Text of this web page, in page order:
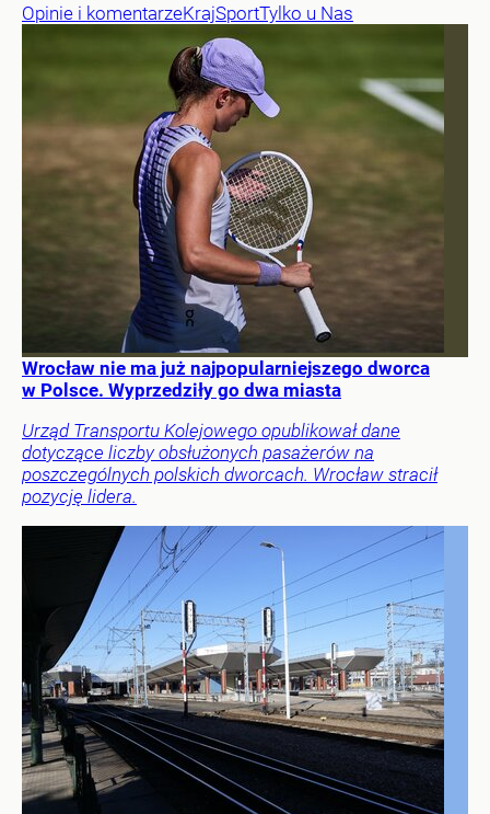
Opinie i komentarzeKrajSportTylko u Nas
Wrocław nie ma już najpopularniejszego dworca
w Polsce. Wyprzedziły go dwa miasta
Urząd Transportu Kolejowego opublikował dane
dotyczące liczby obsłużonych pasażerów na
poszczególnych polskich dworcach. Wrocław stracił
pozycję lidera.